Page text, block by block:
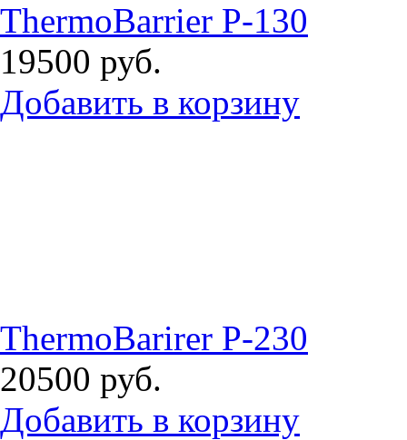
ThermoBarrier P-130
19500 руб.
Добавить в корзину
ThermoBarirer P-230
20500 руб.
Добавить в корзину